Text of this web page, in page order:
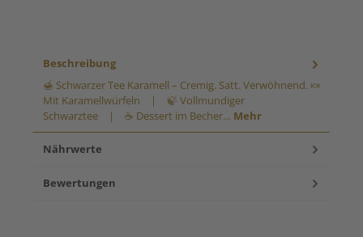
Beschreibung
🍯 Schwarzer Tee Karamell – Cremig. Satt. Verwöhnend. 🍬
Mit Karamellwürfeln | 🍃 Vollmundiger
Schwarztee | ☕ Dessert im Becher… Mehr
Nährwerte
Bewertungen